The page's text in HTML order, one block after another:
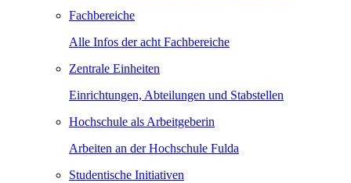
Fachbereiche
Alle Infos der acht Fachbereiche
Zentrale Einheiten
Einrichtungen, Abteilungen und Stabstellen
Hochschule als Arbeitgeberin
Arbeiten an der Hochschule Fulda
Studentische Initiativen